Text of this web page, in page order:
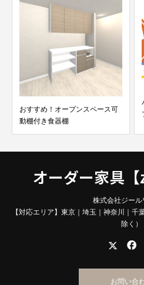
おすすめ！オープンスペース可
動棚付き食器棚
オーダー家具
株式会社ジール
【対応エリア】東京｜埼玉｜神奈川｜
除く）
お問い合